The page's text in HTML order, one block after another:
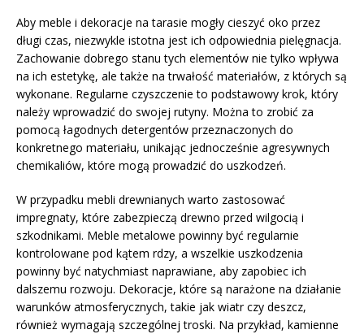
Aby meble i dekoracje na tarasie mogły cieszyć oko przez
długi czas, niezwykle istotna jest ich odpowiednia pielęgnacja.
Zachowanie dobrego stanu tych elementów nie tylko wpływa
na ich estetykę, ale także na trwałość materiałów, z których są
wykonane. Regularne czyszczenie to podstawowy krok, który
należy wprowadzić do swojej rutyny. Można to zrobić za
pomocą łagodnych detergentów przeznaczonych do
konkretnego materiału, unikając jednocześnie agresywnych
chemikaliów, które mogą prowadzić do uszkodzeń.
W przypadku mebli drewnianych warto zastosować
impregnaty, które zabezpieczą drewno przed wilgocią i
szkodnikami. Meble metalowe powinny być regularnie
kontrolowane pod kątem rdzy, a wszelkie uszkodzenia
powinny być natychmiast naprawiane, aby zapobiec ich
dalszemu rozwoju. Dekoracje, które są narażone na działanie
warunków atmosferycznych, takie jak wiatr czy deszcz,
również wymagają szczególnej troski. Na przykład, kamienne